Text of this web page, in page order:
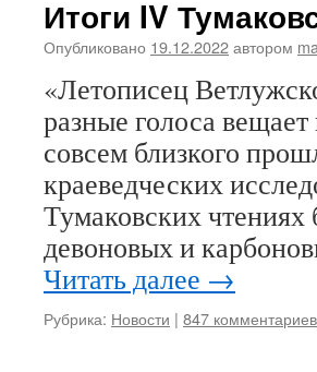
Итоги IV
Опубликовано 19.12.2022автором
«Летописец
разные голоса
совсем близкого
краеведческих
Тумаковских
девоновых и
Читать далее →
Рубрика: Новости | 847 комментариев